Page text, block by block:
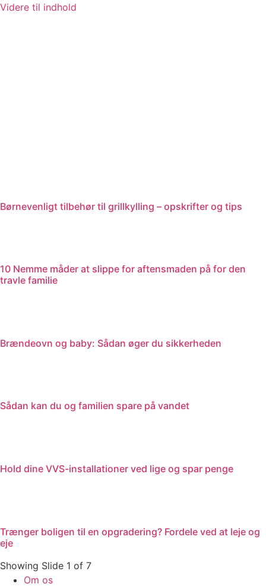
Videre til indhold
Børnevenligt tilbehør til grillkylling – opskrifter og tips
10 Nemme måder at slippe for aftensmaden på for den
travle familie
Brændeovn og baby: Sådan øger du sikkerheden
Sådan kan du og familien spare på vandet
Hold dine VVS-installationer ved lige og spar penge
Trænger boligen til en opgradering? Fordele ved at leje og
eje
Showing Slide 1 of 7
Om os